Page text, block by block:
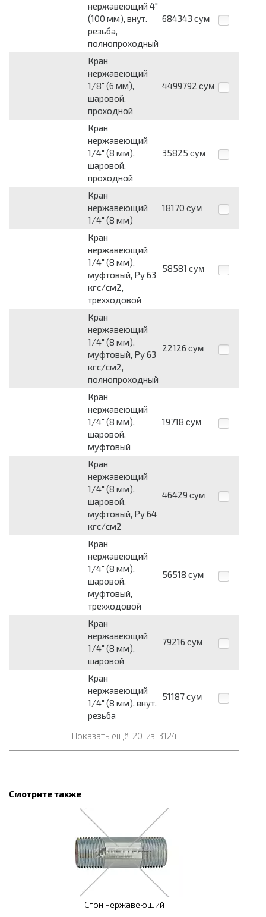
нержавеющий 4"
(100 мм), внут.
резьба,
полнопроходный
684343 сум
Кран
нержавеющий
1/8" (6 мм),
шаровой,
проходной
4499792 сум
Кран
нержавеющий
1/4" (8 мм),
шаровой,
проходной
35825 сум
Кран
нержавеющий
1/4" (8 мм)
18170 сум
Кран
нержавеющий
1/4" (8 мм),
муфтовый, Py 63
кгс/см2,
трехходовой
58581 сум
Кран
нержавеющий
1/4" (8 мм),
муфтовый, Py 63
кгс/см2,
полнопроходный
22126 сум
Кран
нержавеющий
1/4" (8 мм),
шаровой,
муфтовый
19718 сум
Кран
нержавеющий
1/4" (8 мм),
шаровой,
муфтовый, Py 64
кгс/см2
46429 сум
Кран
нержавеющий
1/4" (8 мм),
шаровой,
муфтовый,
трехходовой
56518 сум
Кран
нержавеющий
1/4" (8 мм),
шаровой
79216 сум
Кран
нержавеющий
1/4" (8 мм), внут.
резьба
51187 сум
Показать ещё 20 из 3124
Смотрите также
Сгон нержавеющий